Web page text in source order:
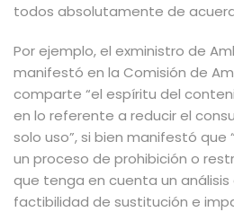
todos absolutamente de
Por ejemplo, el exministro de
manifestó en la Comisión de
comparte “el espíritu del
en lo referente a reducir el
solo uso”, si bien manifestó que
un proceso de prohibición o
que tenga en cuenta un
factibilidad de sustitución e